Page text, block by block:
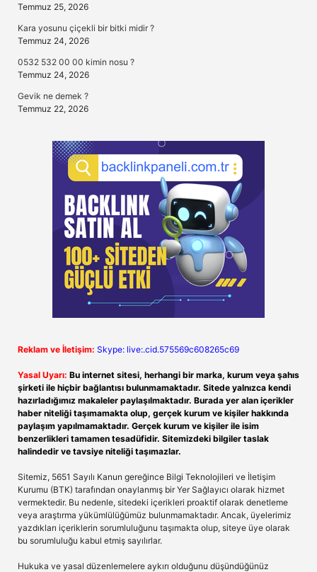
Temmuz 25, 2026
Kara yosunu çiçekli bir bitki midir ?
Temmuz 24, 2026
0532 532 00 00 kimin nosu ?
Temmuz 24, 2026
Gevik ne demek ?
Temmuz 22, 2026
Reklam ve İletişim: Skype: live:.cid.575569c608265c69
Yasal Uyarı: Bu internet sitesi, herhangi bir marka, kurum veya şahıs
şirketi ile hiçbir bağlantısı bulunmamaktadır. Sitede yalnızca kendi
hazırladığımız makaleler paylaşılmaktadır. Burada yer alan içerikler
haber niteliği taşımamakta olup, gerçek kurum ve kişiler hakkında
paylaşım yapılmamaktadır. Gerçek kurum ve kişiler ile isim
benzerlikleri tamamen tesadüfidir. Sitemizdeki bilgiler taslak
halindedir ve tavsiye niteliği taşımazlar.
Sitemiz, 5651 Sayılı Kanun gereğince Bilgi Teknolojileri ve İletişim
Kurumu (BTK) tarafından onaylanmış bir Yer Sağlayıcı olarak hizmet
vermektedir. Bu nedenle, sitedeki içerikleri proaktif olarak denetleme
veya araştırma yükümlülüğümüz bulunmamaktadır. Ancak, üyelerimiz
yazdıkları içeriklerin sorumluluğunu taşımakta olup, siteye üye olarak
bu sorumluluğu kabul etmiş sayılırlar.
Hukuka ve yasal düzenlemelere aykırı olduğunu düşündüğünüz